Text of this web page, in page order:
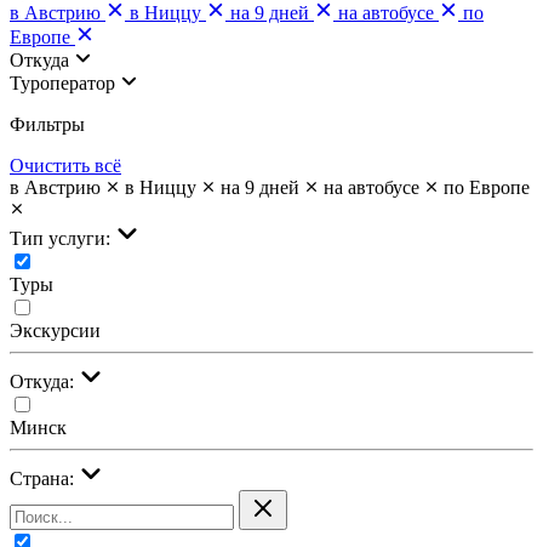
в Австрию
в Ниццу на 9 дней на автобусе
по
Европе
Откуда
Туроператор
Фильтры
Очистить всё
в Австрию
в Ниццу на 9 дней на автобусе по Европе
Тип услуги:
Туры
Экскурсии
Откуда:
Минск
Страна: